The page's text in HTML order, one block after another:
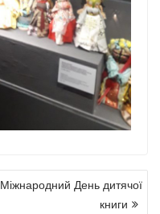
Міжнародний День дитячої
книги